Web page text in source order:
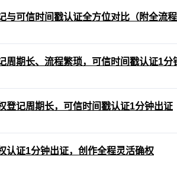
可信时间戳认证全方位对比（附全流程
期长、流程繁琐，可信时间戳认证1分
登记周期长，可信时间戳认证1分钟出证
认证1分钟出证，创作全程灵活确权